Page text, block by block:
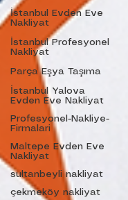
İstanbul Evden Eve
Nakliyat
İstanbul Profesyonel
Nakliyat
Parça Eşya Taşıma
İstanbul Yalova
Evden Eve Nakliyat
Profesyonel-Nakliye-
Firmalari
Maltepe Evden Eve
Nakliyat
sultanbeyli nakliyat
çekmeköy nakliyat